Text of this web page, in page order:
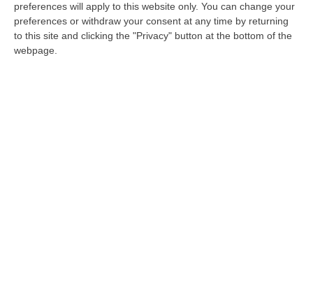
preferences will apply to this website only. You can change your
preferences or withdraw your consent at any time by returning
to this site and clicking the "Privacy" button at the bottom of the
webpage.